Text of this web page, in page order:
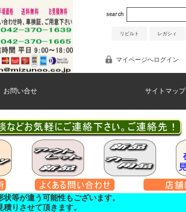
リビルト レガシィ
マイページへログイン
お問い合せ サイトマップ
等が違う可能性もございます。
りさせて頂きます。